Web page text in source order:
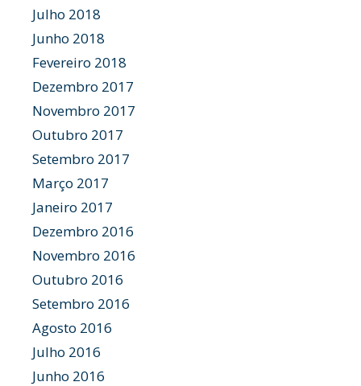
Julho 2018
Junho 2018
Fevereiro 2018
Dezembro 2017
Novembro 2017
Outubro 2017
Setembro 2017
Março 2017
Janeiro 2017
Dezembro 2016
Novembro 2016
Outubro 2016
Setembro 2016
Agosto 2016
Julho 2016
Junho 2016